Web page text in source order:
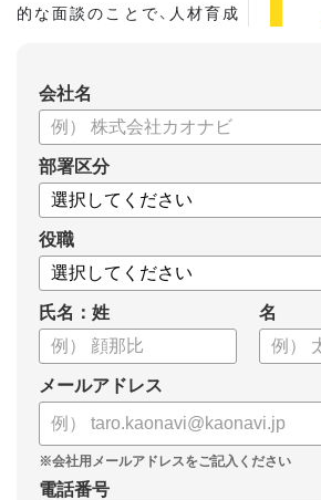
的な面談のことで、人材育成
こちらの資料では、
・1on1とは何か？
・1on1の基本的なやり方
・ 1on1 の基本アジェンダと質問例
についてまとめましたので、ぜひお役立
会社名
部署区分
役職
氏名：姓 名
メールアドレス
電話番号